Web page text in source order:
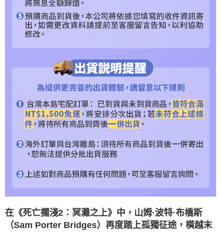
３．未成年的使用者請事先徵得法定代理人或監護人之同意方可使用
「AFTEE先享後付」，若未經同意申辦者引起之損失，本公司不負相關責
４．使用「AFTEE先享後付」時，將依據個別帳號之用戶狀況，依本公司即
請求用戶進行身份認證。
５．嚴禁一人註冊多個帳號或使用他人資訊註冊。若發現惡意使用之情形，
恩沛科技股份有限公司將有權停止該用戶之使用額度並採取法律行動。
在《死亡擱淺2：冥灘之上》中，山姆·波特·布橋斯
（Sam Porter Bridges）再度踏上孤獨征途，橫越末